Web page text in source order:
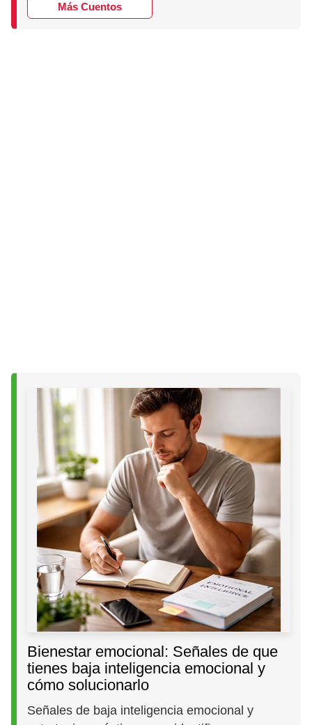
Más Cuentos
Bienestar emocional: Señales de que
tienes baja inteligencia emocional y
cómo solucionarlo
Señales de baja inteligencia emocional y